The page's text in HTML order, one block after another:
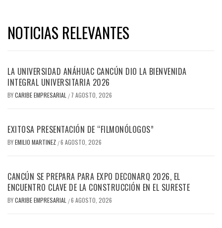
NOTICIAS RELEVANTES
LA UNIVERSIDAD ANÁHUAC CANCÚN DIO LA BIENVENIDA
INTEGRAL UNIVERSITARIA 2026
BYCARIBE EMPRESARIAL / 7 AGOSTO, 2026
EXITOSA PRESENTACIÓN DE “FILMONÓLOGOS”
BYEMILIO MARTINEZ /6 AGOSTO, 2026
CANCÚN SE PREPARA PARA EXPO DECONARQ 2026, EL
ENCUENTRO CLAVE DE LA CONSTRUCCIÓN EN EL SURESTE
BYCARIBE EMPRESARIAL /6 AGOSTO, 2026